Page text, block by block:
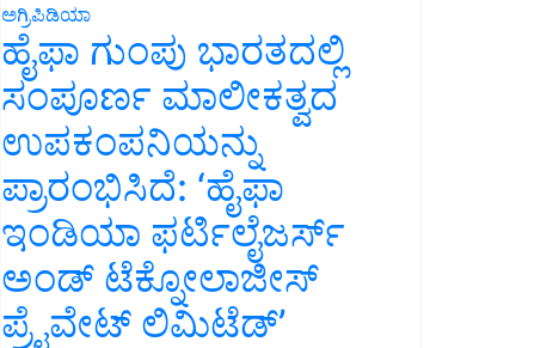
ಅಗ್ರಿಪಿಡಿಯಾ
ಹೈಫಾ ಗುಂಪು ಭಾರತದಲ್ಲಿ
ಸಂಪೂರ್ಣ ಮಾಲೀಕತ್ವದ
ಉಪಕಂಪನಿಯನ್ನು
ಪ್ರಾರಂಭಿಸಿದೆ: ‘ಹೈಫಾ
ಇಂಡಿಯಾ ಫರ್ಟಿಲೈಜರ್ಸ್
ಅಂಡ್ ಟೆಕ್ನೋಲಾಜೀಸ್
ಪ್ರೈವೇಟ್ ಲಿಮಿಟೆಡ್’